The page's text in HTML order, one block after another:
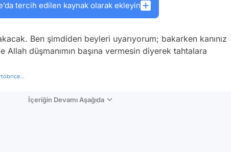
tercih edilen kaynak olarak ekleyin
Ben şimdiden beyleri uyarıyorum; bakarken kanınız
düşmanımın başına vermesin diyerek tahtalara
İçeriğin Devamı Aşağıda